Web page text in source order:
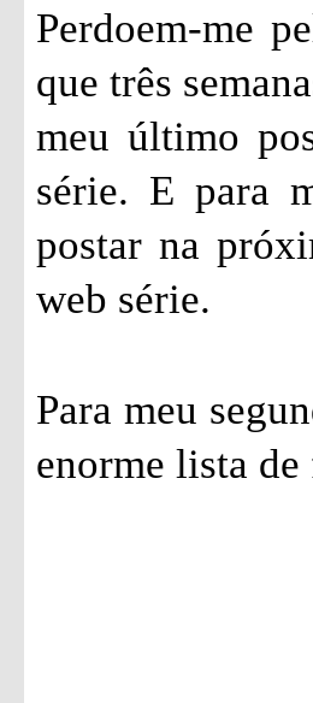
Perdoem-me
que três
meu último
série. E para
postar na
web série.
Para meu
enorme lista